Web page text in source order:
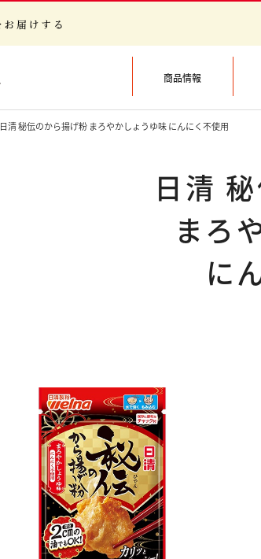
商品情報
日清 秘伝のから揚げ粉 まろやかしょうゆ味 にんにく不使用
日清
まろ
に